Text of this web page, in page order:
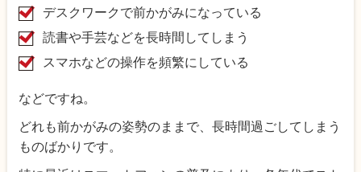
デスクワークで前かがみになっている
読書や手芸などを長時間してしまう
スマホなどの操作を頻繁にしている
などですね。
どれも前かがみの姿勢のままで、長時間過ごしてしまう
ものばかりです。